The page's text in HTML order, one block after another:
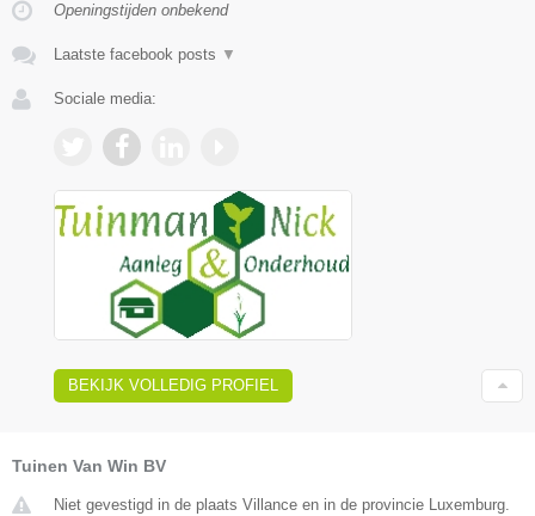
Openingstijden onbekend
Laatste facebook posts ▼
Sociale media:
BEKIJK VOLLEDIG PROFIEL
Tuinen Van Win BV
Niet gevestigd in de plaats Villance en in de provincie Luxemburg.